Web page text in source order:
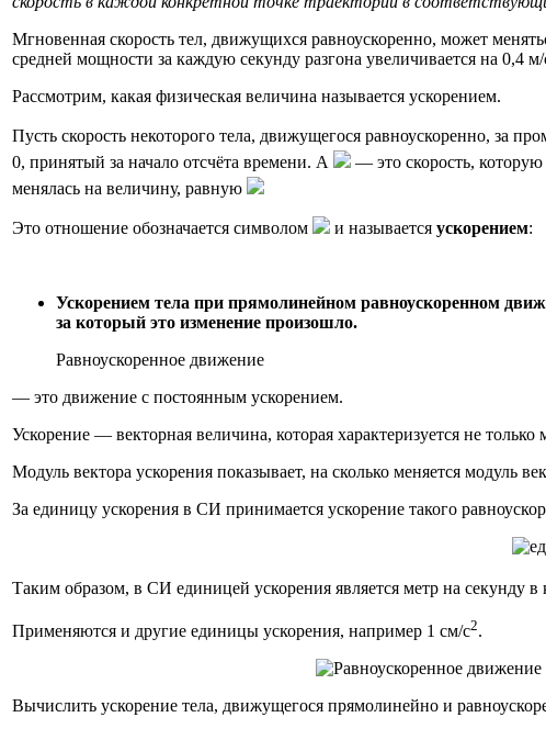
Мгновенная скорость тел, движущихся равноускоренно, может
средней мощности за каждую секунду разгона увеличивается на 0,4
Рассмотрим, какая физическая величина называется ускорением.
Пусть скорость некоторого тела, движущегося равноускоренно, за
0, принятый за начало отсчёта времени. А
— это скорость,
менялась на величину, равную
Это отношение обозначается символом и называется ускорением:
Ускорением тела при прямолинейном равноускоренном
за который это изменение произошло.
Равноускоренное движение
— это движение с постоянным ускорением.
Ускорение — векторная величина, которая характеризуется не
Модуль вектора ускорения показывает, на сколько меняется модуль
За единицу ускорения в СИ принимается ускорение такого
Таким образом, в СИ единицей ускорения является метр на секунду в
Применяются и другие единицы ускорения, например 1 см/с2.
Вычислить ускорение тела, движущегося прямолинейно и